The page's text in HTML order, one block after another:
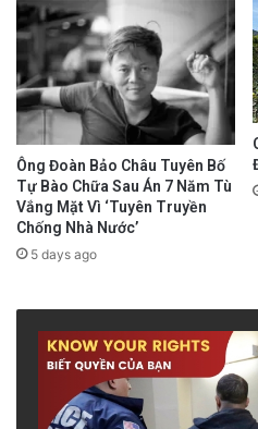
Ông Đoàn Bảo Châu Tuyên Bố
Tự Bào Chữa Sau Án 7 Năm Tù
Vắng Mặt Vì ‘Tuyên Truyền
Chống Nhà Nước’
5 days ago